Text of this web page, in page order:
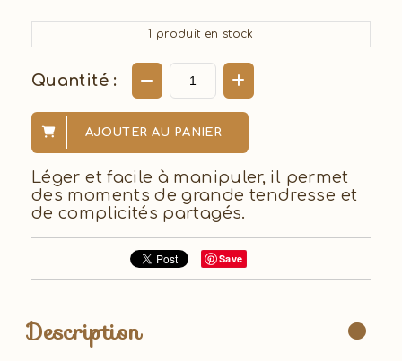
1 produit en stock
Quantité :
AJOUTER AU PANIER
Léger et facile à manipuler, il permet
des moments de grande tendresse et
de complicités partagés.
Save
Description